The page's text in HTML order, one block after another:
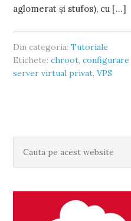
aglomerat și stufos), cu […]
Din categoria:Tutoriale
Etichete:chroot,configurare
server virtual privat,VPS